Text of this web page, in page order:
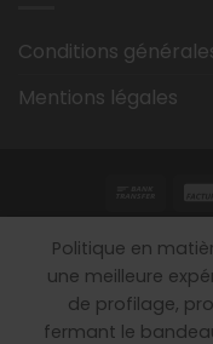
Conditions
Mentions légales
Copyright 2026 ©
Politique en
une meilleure
de profilage,
fermant le